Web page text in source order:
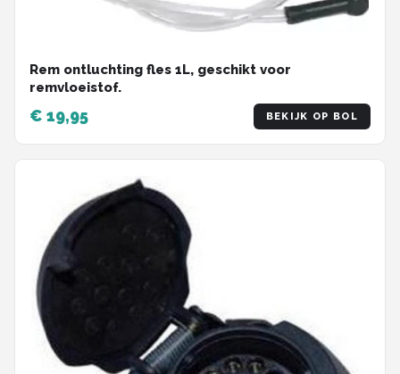
Rem ontluchting fles 1L, geschikt voor
remvloeistof.
€ 19,95 BEKIJK OP BOL